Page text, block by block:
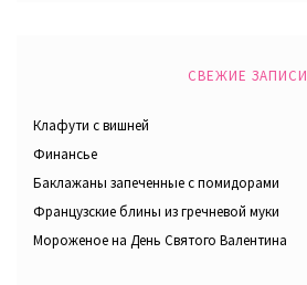
СВЕЖИЕ ЗАПИСИ
Клафути с вишней
Финансье
Баклажаны запеченные с помидорами
Французские блины из гречневой муки
Мороженое на День Святого Валентина